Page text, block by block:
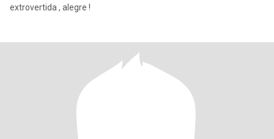
extrovertida , alegre !